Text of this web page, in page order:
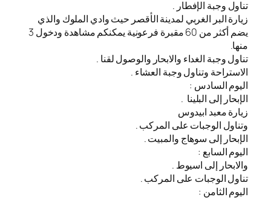
تناول وجبة الإفطار .
زيارة البر الغربي لمدينة الأقصر حيث وادي الملوك والذي
يضم أكثر من 60 مقبرة فرعونية يمكنكم مشاهدة ودخول 3
منها.
تناول وجبة الغداء والابحار والوصول لقنا .
الاستراحة وتناول وجبة العشاء .
اليوم السادس :
الإبحار إلى البلينا .
زيارة معبد ابيدوس
وتناول الوجبات على المركب .
الإبحار إلى سوهاج والمبيت .
اليوم السابع :
والابحار إلى اسيوط .
تناول الوجبات على المركب .
اليوم الثامن :